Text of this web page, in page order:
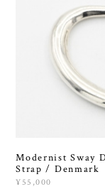
Modernist Sway
Strap / Denmark
¥55,000